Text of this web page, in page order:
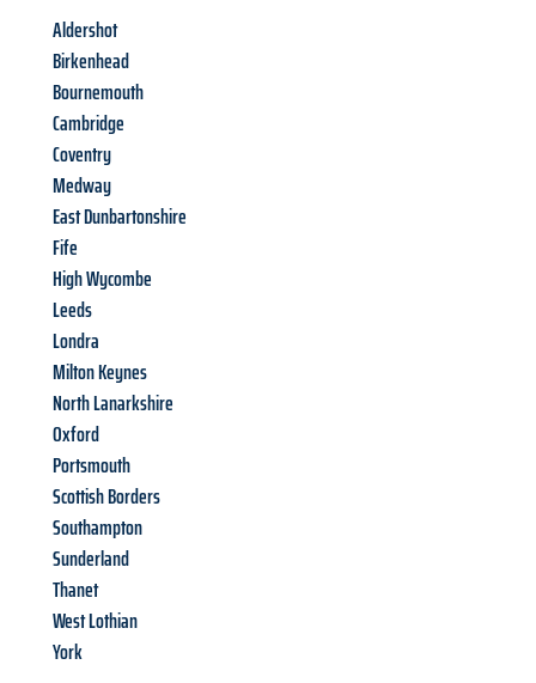
Aldershot
Birkenhead
Bournemouth
Cambridge
Coventry
Medway
East Dunbartonshire
Fife
High Wycombe
Leeds
Londra
Milton Keynes
North Lanarkshire
Oxford
Portsmouth
Scottish Borders
Southampton
Sunderland
Thanet
West Lothian
York